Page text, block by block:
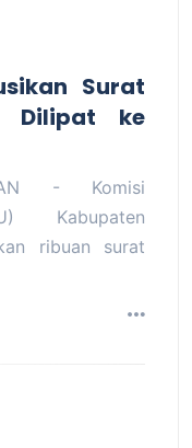
Surat
Dilipat ke
- Komisi
Kabupaten
ribuan surat